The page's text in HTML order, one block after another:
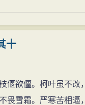
十
偃欲僵。柯叶虽不改
畏雪霜。严寒苦相逼